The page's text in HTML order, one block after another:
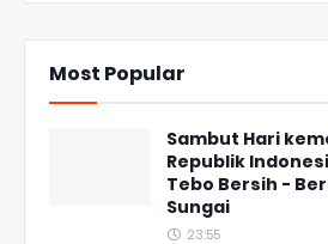
Most Popular
Sambut Hari
Republik
Tebo Bersih -
Sungai
23:55